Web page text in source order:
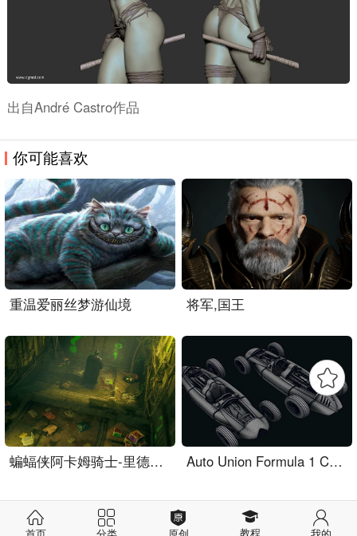
出自André Castro作品
你可能喜欢
重温爱丽丝梦游仙境 将军,国王
蝙蝠侠阿卡姆骑士-里德尔孤.. Auto Union Formula 1 Car..
Copyright @ 2011-2021 摩尔网
教程